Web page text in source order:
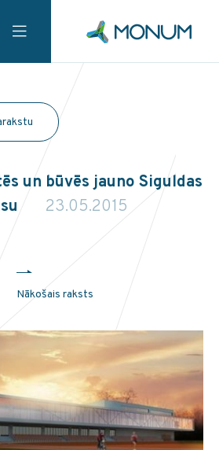
un būvēs jauno Siguldas
23.05.2015
Nākošais raksts